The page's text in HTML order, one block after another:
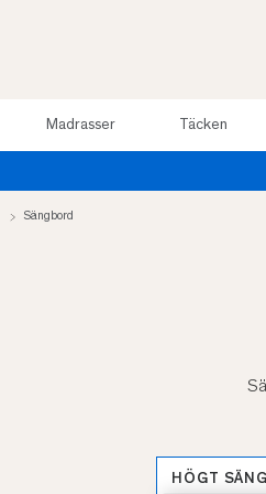
Madrasser Täcken
Sängbord
HÖGT